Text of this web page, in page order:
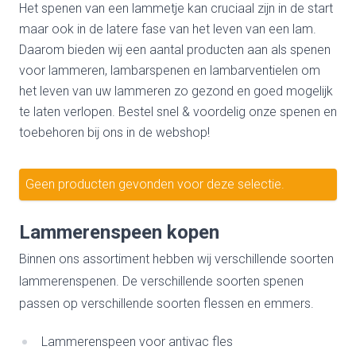
Het spenen van een lammetje kan cruciaal zijn in de start
maar ook in de latere fase van het leven van een lam.
Daarom bieden wij een aantal producten aan als spenen
voor lammeren, lambarspenen en lambarventielen om
het leven van uw lammeren zo gezond en goed mogelijk
te laten verlopen. Bestel snel & voordelig onze spenen en
toebehoren bij ons in de webshop!
Geen producten gevonden voor deze selectie.
Lammerenspeen kopen
Binnen ons assortiment hebben wij verschillende soorten
lammerenspenen. De verschillende soorten spenen
passen op verschillende soorten flessen en emmers.
Lammerenspeen voor antivac fles